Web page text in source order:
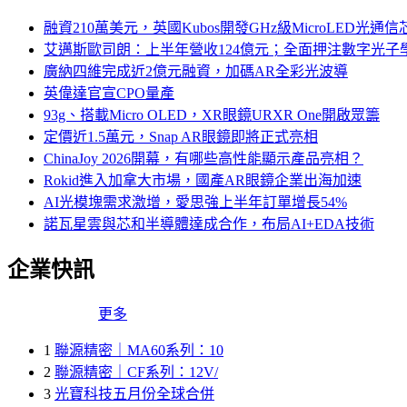
融資210萬美元，英國Kubos開發GHz級MicroLED光通信
艾邁斯歐司朗：上半年營收124億元；全面押注數字光子
廣納四維完成近2億元融資，加碼AR全彩光波導
英偉達官宣CPO量產
93g、搭載Micro OLED，XR眼鏡URXR One開啟眾籌
定價近1.5萬元，Snap AR眼鏡即將正式亮相
ChinaJoy 2026開幕，有哪些高性能顯示產品亮相？
Rokid進入加拿大市場，國產AR眼鏡企業出海加速
AI光模塊需求激增，愛思強上半年訂單增長54%
諾瓦星雲與芯和半導體達成合作，布局AI+EDA技術
企業快訊
更多
1 聯源精密｜MA60系列：10
2 聯源精密｜CF系列：12V/
3 光寶科技五月份全球合併